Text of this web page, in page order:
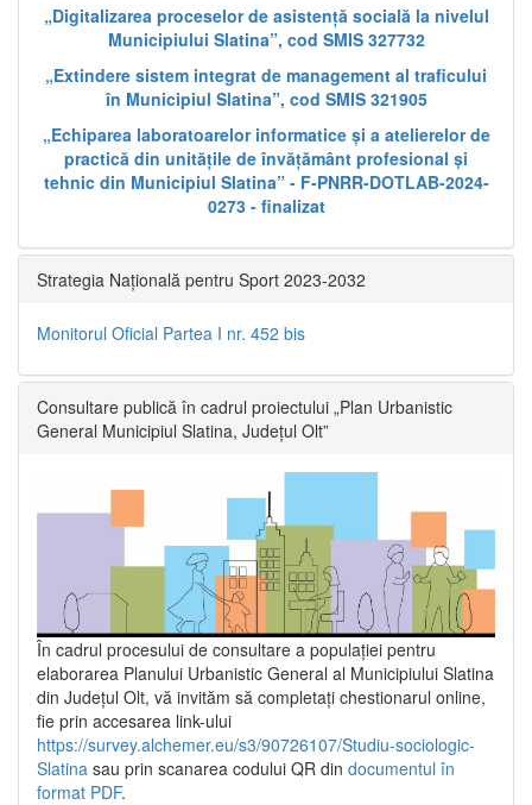
„Digitalizarea proceselor de asistență socială la nivelul
Municipiului Slatina”, cod SMIS 327732
„Extindere sistem integrat de management al traficului
în Municipiul Slatina”, cod SMIS 321905
„Echiparea laboratoarelor informatice și a atelierelor de
practică din unitățile de învățământ profesional și
tehnic din Municipiul Slatina” - F-PNRR-DOTLAB-2024-
0273 - finalizat
Strategia Națională pentru Sport 2023-2032
Monitorul Oficial Partea I nr. 452 bis
Consultare publică în cadrul proiectului „Plan Urbanistic
General Municipiul Slatina, Județul Olt”
În cadrul procesului de consultare a populaţiei pentru
elaborarea Planului Urbanistic General al Municipiului Slatina
din Județul Olt, vă invităm să completați chestionarul online,
fie prin accesarea link-ului
https://survey.alchemer.eu/s3/90726107/Studiu-sociologic-
Slatina sau prin scanarea codului QR din documentul în
format PDF.